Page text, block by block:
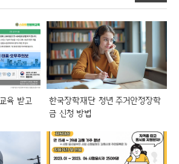
육 받고
한국장학재단 청년 주거안정장학
금 신청 방법